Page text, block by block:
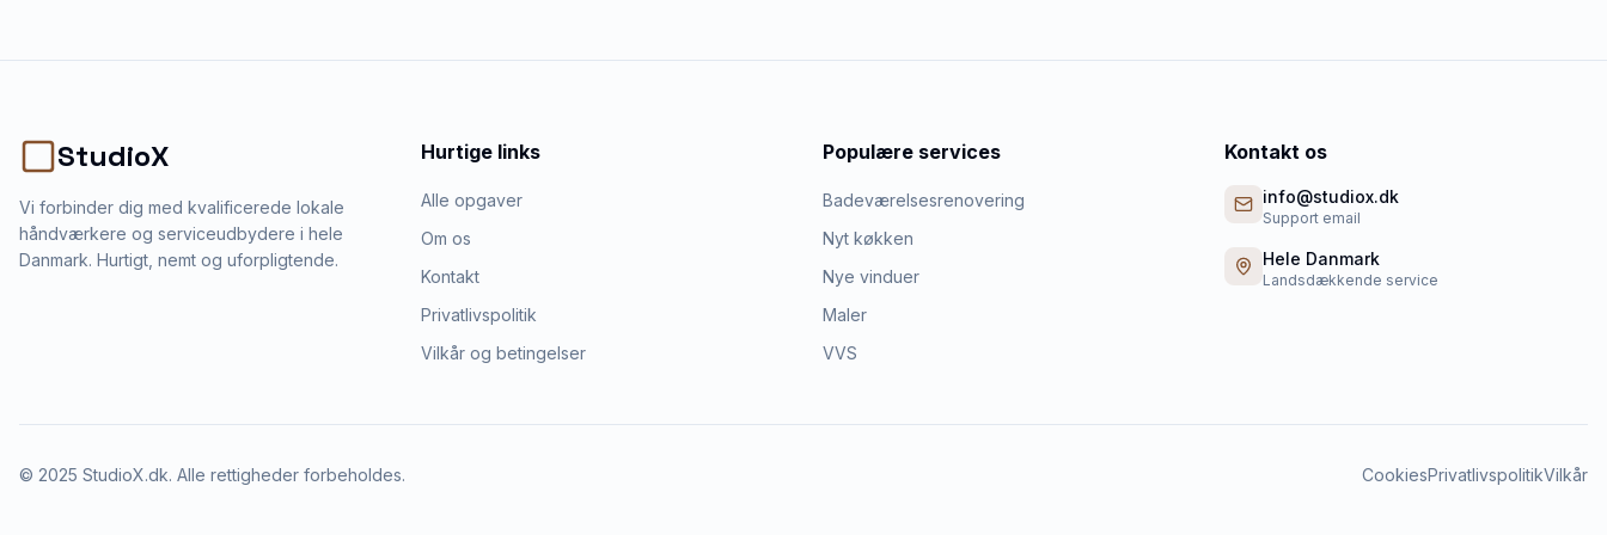
StudioX
Vi forbinder dig med kvalificerede lokale
håndværkere og serviceudbydere i hele
Danmark. Hurtigt, nemt og uforpligtende.
Hurtige links
Alle opgaver
Om os
Kontakt
Privatlivspolitik
Vilkår og betingelser
Populære services
Badeværelsesrenovering
Nyt køkken
Nye vinduer
Maler
VVS
Kontakt os
info@studiox.dk
Support email
Hele Danmark
Landsdækkende service
© 2025 StudioX.dk. Alle rettigheder forbeholdes. CookiesPrivatlivspolitikVilkår